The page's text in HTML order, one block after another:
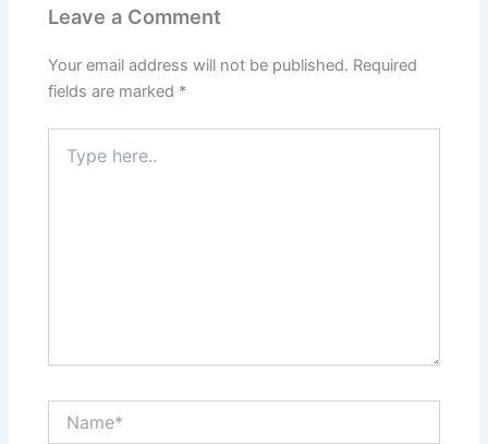
Leave a Comment
Your email address will not be published. Required
fields are marked *
here..